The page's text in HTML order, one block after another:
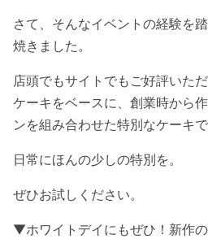
さて、そんなイベントの経験を
焼きました。
店頭でもサイトでもご好評いた
ケーキをベースに、創業時から
ンを組み合わせた特別なケーキで
日常にほんの少しの特別を。
ぜひお試しください。
▼ホワイトデイにもぜひ！新作